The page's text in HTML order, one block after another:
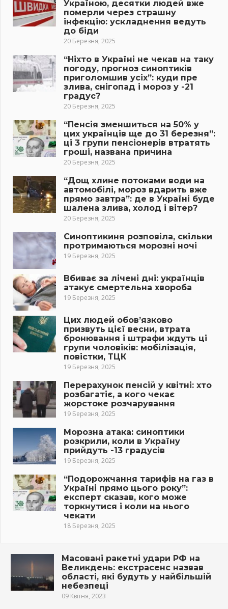
Україною, десятки людей вже
померли через страшну
інфекцію: ускладнення ведуть
до біди
20 Березня, 2025
“Ніхто в Україні не чекав на таку
погоду, прогноз синоптиків
приголомшив усіх”: куди пре
злива, снігопад і мороз у -21
градус?
20 Березня, 2025
“Пенсія зменшиться на 50% у
цих українців ще до 31 березня”:
ці 3 групи пенсіонерів втратять
гроші, названа причина
20 Березня, 2025
“Дощ хлине потоками води на
автомобілі, мороз вдарить вже
прямо завтра”: де в Україні буде
шалена злива, холод і вітер?
20 Березня, 2025
Синоптикиня розповіла, скільки
протримаються морозні ночі
19 Березня, 2025
Вбиває за лічені дні: українців
атакує смертельна хвороба
19 Березня, 2025
Цих людей обов’язково
призвуть цієї весни, втрата
бронювання і штрафи ждуть ці
групи чоловіків: мобілізація,
повістки, ТЦК
19 Березня, 2025
Перерахунок пенсій у квітні: хто
розбагатіє, а кого чекає
жорстоке розчарування
19 Березня, 2025
Морозна атака: синоптики
розкрили, коли в Україну
прийдуть -13 градусів
19 Березня, 2025
“Подорожчання тарифів на газ в
Україні прямо цього року”:
експерт сказав, кого може
торкнутися і коли на нього
чекати
18 Березня, 2025
Масовані ракетні удари РФ на
Великдень: екстрасенс назвав
області, які будуть у найбільшій
небезпеці
09 Квітня, 2023